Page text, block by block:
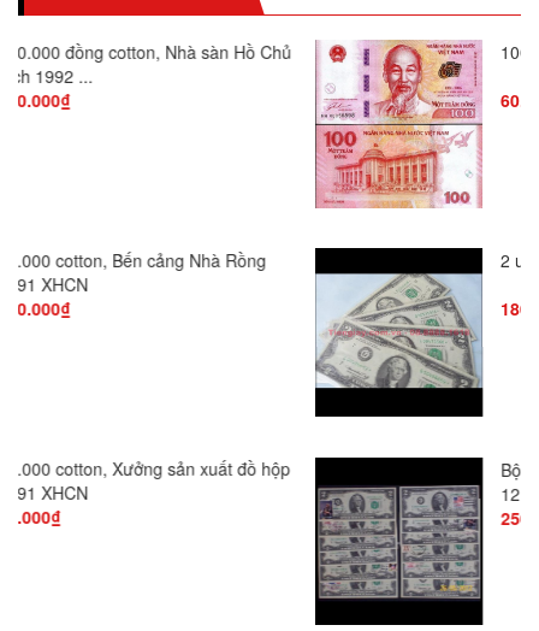
100 đồng kỉ niệm Việt Nam 2016
2 usd 1976
Bộ Tiền 2 USD năm 1976 dán tem của